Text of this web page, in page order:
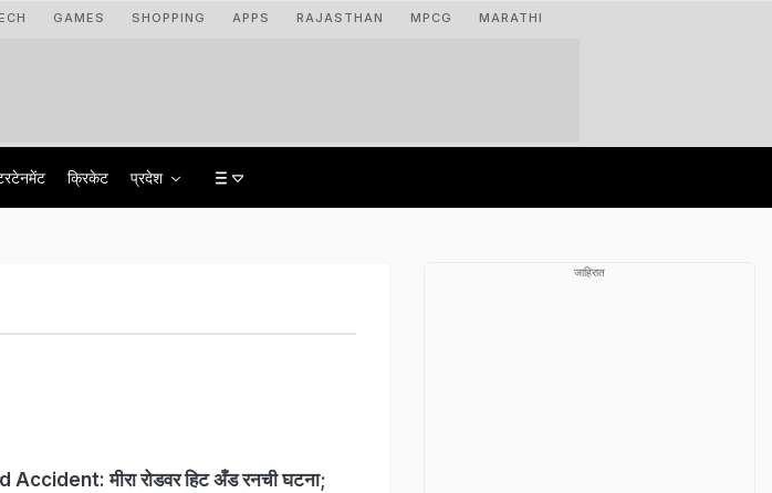
GAMES SHOPPING APPS RAJASTHAN MPCG MARATHI
क्रिकेट प्रदेश
Accident: मीरा रोडवर हिट अँड रनची घटना;
जाहिरात